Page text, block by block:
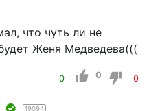
что чуть ли не
Женя Медведева(((
0 0 0
19094